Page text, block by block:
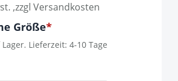
,zzgl Versandkosten
Größe
to select one of the available
Lieferzeit: 4-10 Tage